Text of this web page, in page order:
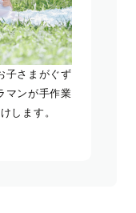
子さまがぐず
マンが手作業
します。